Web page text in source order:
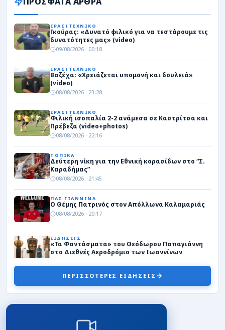
ΕΡΑΣΙΤΕΧΝΙΚΟ
Γκούρας: «Δυνατό φιλικό για να τεστάρουμε τις
δυνατότητες μας» (video)
09/08/2026 · 00:18
ΕΡΑΣΙΤΕΧΝΙΚΟ
Βαζέχα: «Χρειάζεται υπομονή και δουλειά»
(video)
08/08/2026 · 23:28
ΕΡΑΣΙΤΕΧΝΙΚΟ
Φιλική ισοπαλία 2-2 ανάμεσα σε Καστρίτσα και
Πρέβεζα (video+photos)
08/08/2026 · 22:16
ΤΟΠΙΚΑ
Δεύτερη νίκη για την Εθνική κορασίδων στο “Σ.
Καραδήμας”
08/08/2026 · 21:45
ΠΑΣ ΓΙΑΝΝΙΝΑ
Ο Θέμης Πατρινός στον Απόλλωνα Καλαμαριάς
08/08/2026 · 20:17
ΕΙΔΗΣΕΙΣ
«Τα Φαντάσματα» του Θεόδωρου Παπαγιάννη
στο Διεθνές Αεροδρόμιο των Ιωαννίνων
Προφορική συμφωνία του ΠΑΣ Γιάννινα με τον
επιθετικό Παναγιώτη Μπαλλά
08/08/2026 · 16:34
ΠΕΡΙΣΣΟΤΕΡΕΣ ΕΙΔΗΣΕΙΣ